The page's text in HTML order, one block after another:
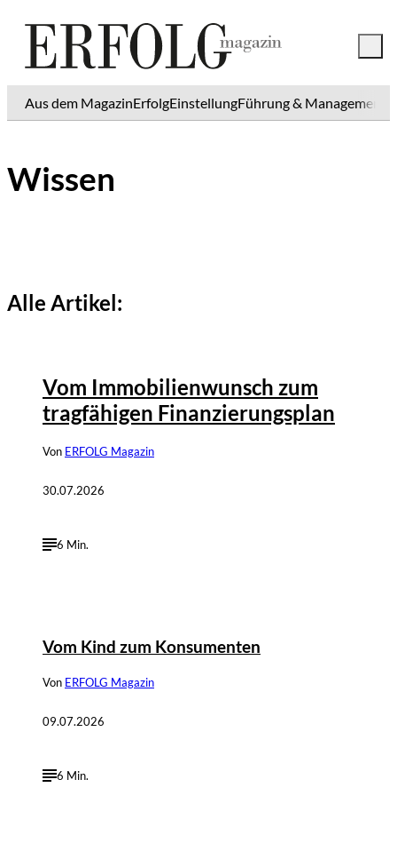
Aus dem MagazinErfolgEinstellungFührung & Management
Wissen
Alle Artikel:
Vom Immobilienwunsch zum
tragfähigen Finanzierungsplan
Von ERFOLG Magazin
30.07.2026
6 Min.
Vom Kind zum Konsumenten
Von ERFOLG Magazin
09.07.2026
6 Min.